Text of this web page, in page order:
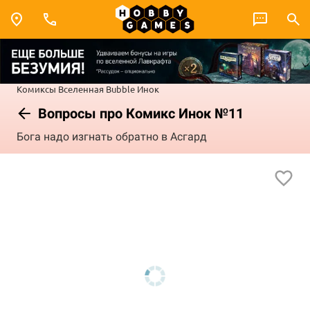
Комиксы Вселенная Bubble Инок
Вопросы про Комикс Инок №11
Бога надо изгнать обратно в Асгард